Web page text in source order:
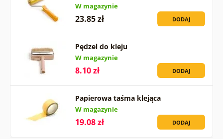
W magazynie
23.85 zł DODAJ
Pędzel do kleju
W magazynie
8.10 zł DODAJ
Papierowa taśma klejąca
W magazynie
19.08 zł DODAJ